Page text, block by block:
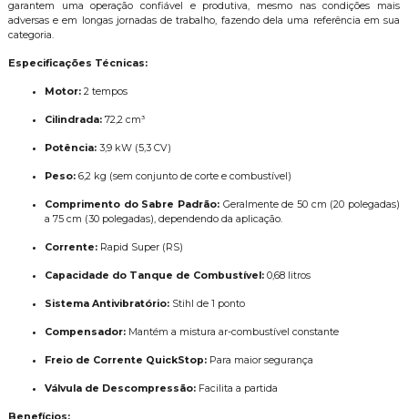
garantem uma operação confiável e produtiva, mesmo nas condições mais
adversas e em longas jornadas de trabalho, fazendo dela uma referência em sua
categoria.
Especificações Técnicas:
Motor:2 tempos
Cilindrada:72,2 cm³
Potência:3,9 kW (5,3 CV)
Peso:6,2 kg (sem conjunto de corte e combustível)
Comprimento do Sabre Padrão:Geralmente de 50 cm (20 polegadas)
a 75 cm (30 polegadas), dependendo da aplicação.
Corrente:Rapid Super (RS)
Capacidade do Tanque de Combustível:0,68 litros
Sistema Antivibratório:Stihl de 1 ponto
Compensador:Mantém a mistura ar-combustível constante
Freio de Corrente QuickStop:Para maior segurança
Válvula de Descompressão:Facilita a partida